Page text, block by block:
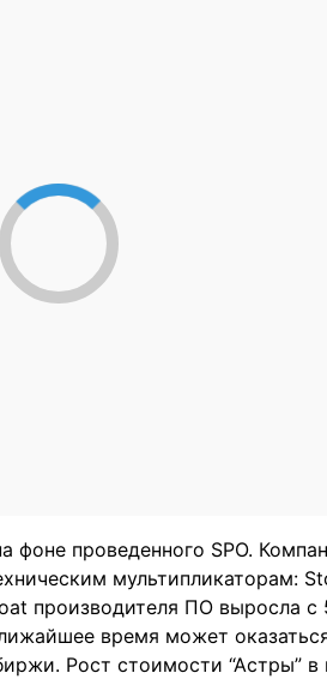
фоне проведенного SPO.
мультипликаторам:
производителя ПО выросла с
время может
Рост стоимости “Астры” в